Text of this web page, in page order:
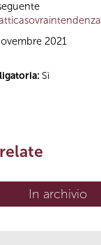
2021
Sì
In archivio